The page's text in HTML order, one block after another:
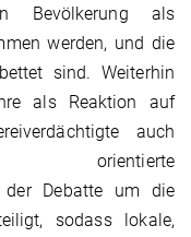
Bevölkerung als
werden, und die
sind. Weiterhin
als Reaktion auf
auch
orientierte
der Debatte um die
sodass lokale,